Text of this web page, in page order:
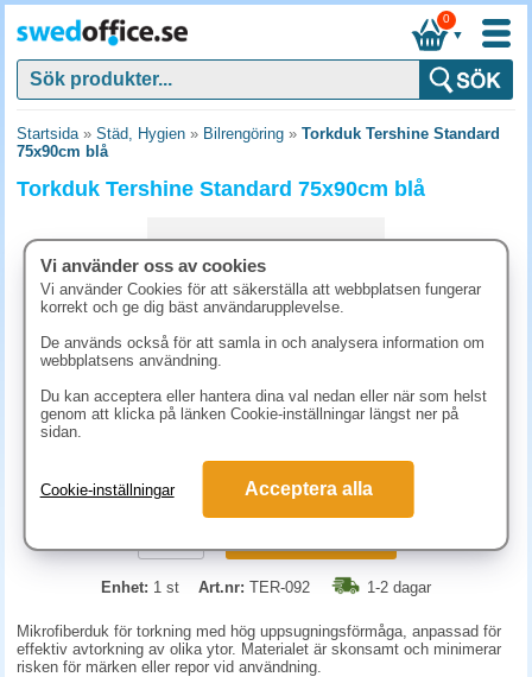
▼
0
Startsida» Städ, Hygien » Bilrengöring » Torkduk Tershine Standard
75x90cm blå
Torkduk Tershine Standard 75x90cm blå
193.80 kr (inkl. moms)
Enhet: 1 st Art.nr: TER-092 1-2 dagar
Mikrofiberduk för torkning med hög uppsugningsförmåga, anpassad för
effektiv avtorkning av olika ytor. Materialet är skonsamt och minimerar
risken för märken eller repor vid användning.
Vi använder oss av cookies
Vi använder Cookies för att säkerställa att webbplatsen fungerar
korrekt och ge dig bäst användarupplevelse.
De används också för att samla in och analysera information om
webbplatsens användning.
Du kan acceptera eller hantera dina val nedan eller när som helst
genom att klicka på länken Cookie-inställningar längst ner på
sidan.
Cookie-inställningar Acceptera alla